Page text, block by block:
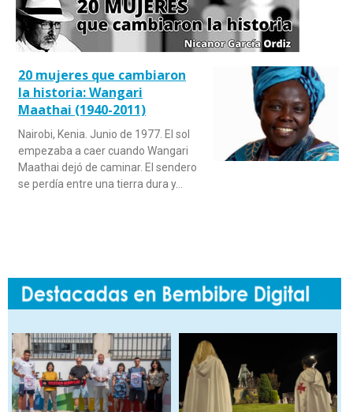
20 mujeres que cambiaron
la historia: Wangari
Maathai (1940-2011)
Nairobi, Kenia. Junio de 1977. El sol
empezaba a caer cuando Wangari
Maathai dejó de caminar. El sendero
se perdía entre una tierra dura y…